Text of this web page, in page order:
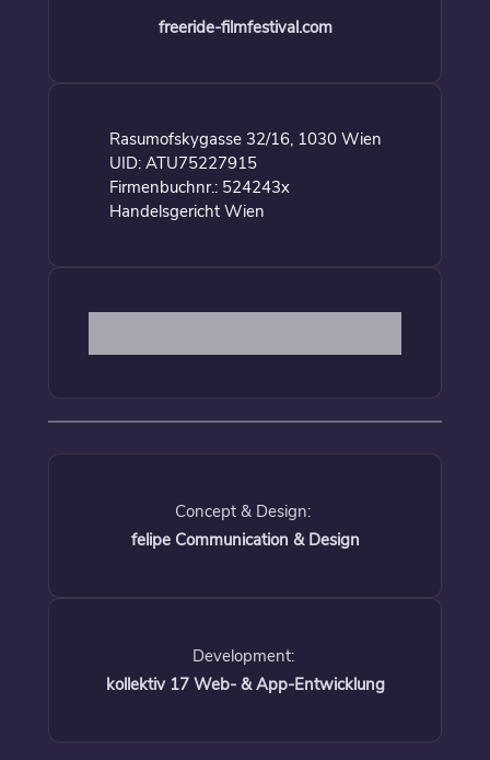
freeride-filmfestival.com
Rasumofskygasse 32/16, 1030 Wien
UID: ATU75227915
Firmenbuchnr.: 524243x
Handelsgericht Wien
Concept & Design:
felipe Communication & Design
Development:
kollektiv 17 Web- & App-Entwicklung